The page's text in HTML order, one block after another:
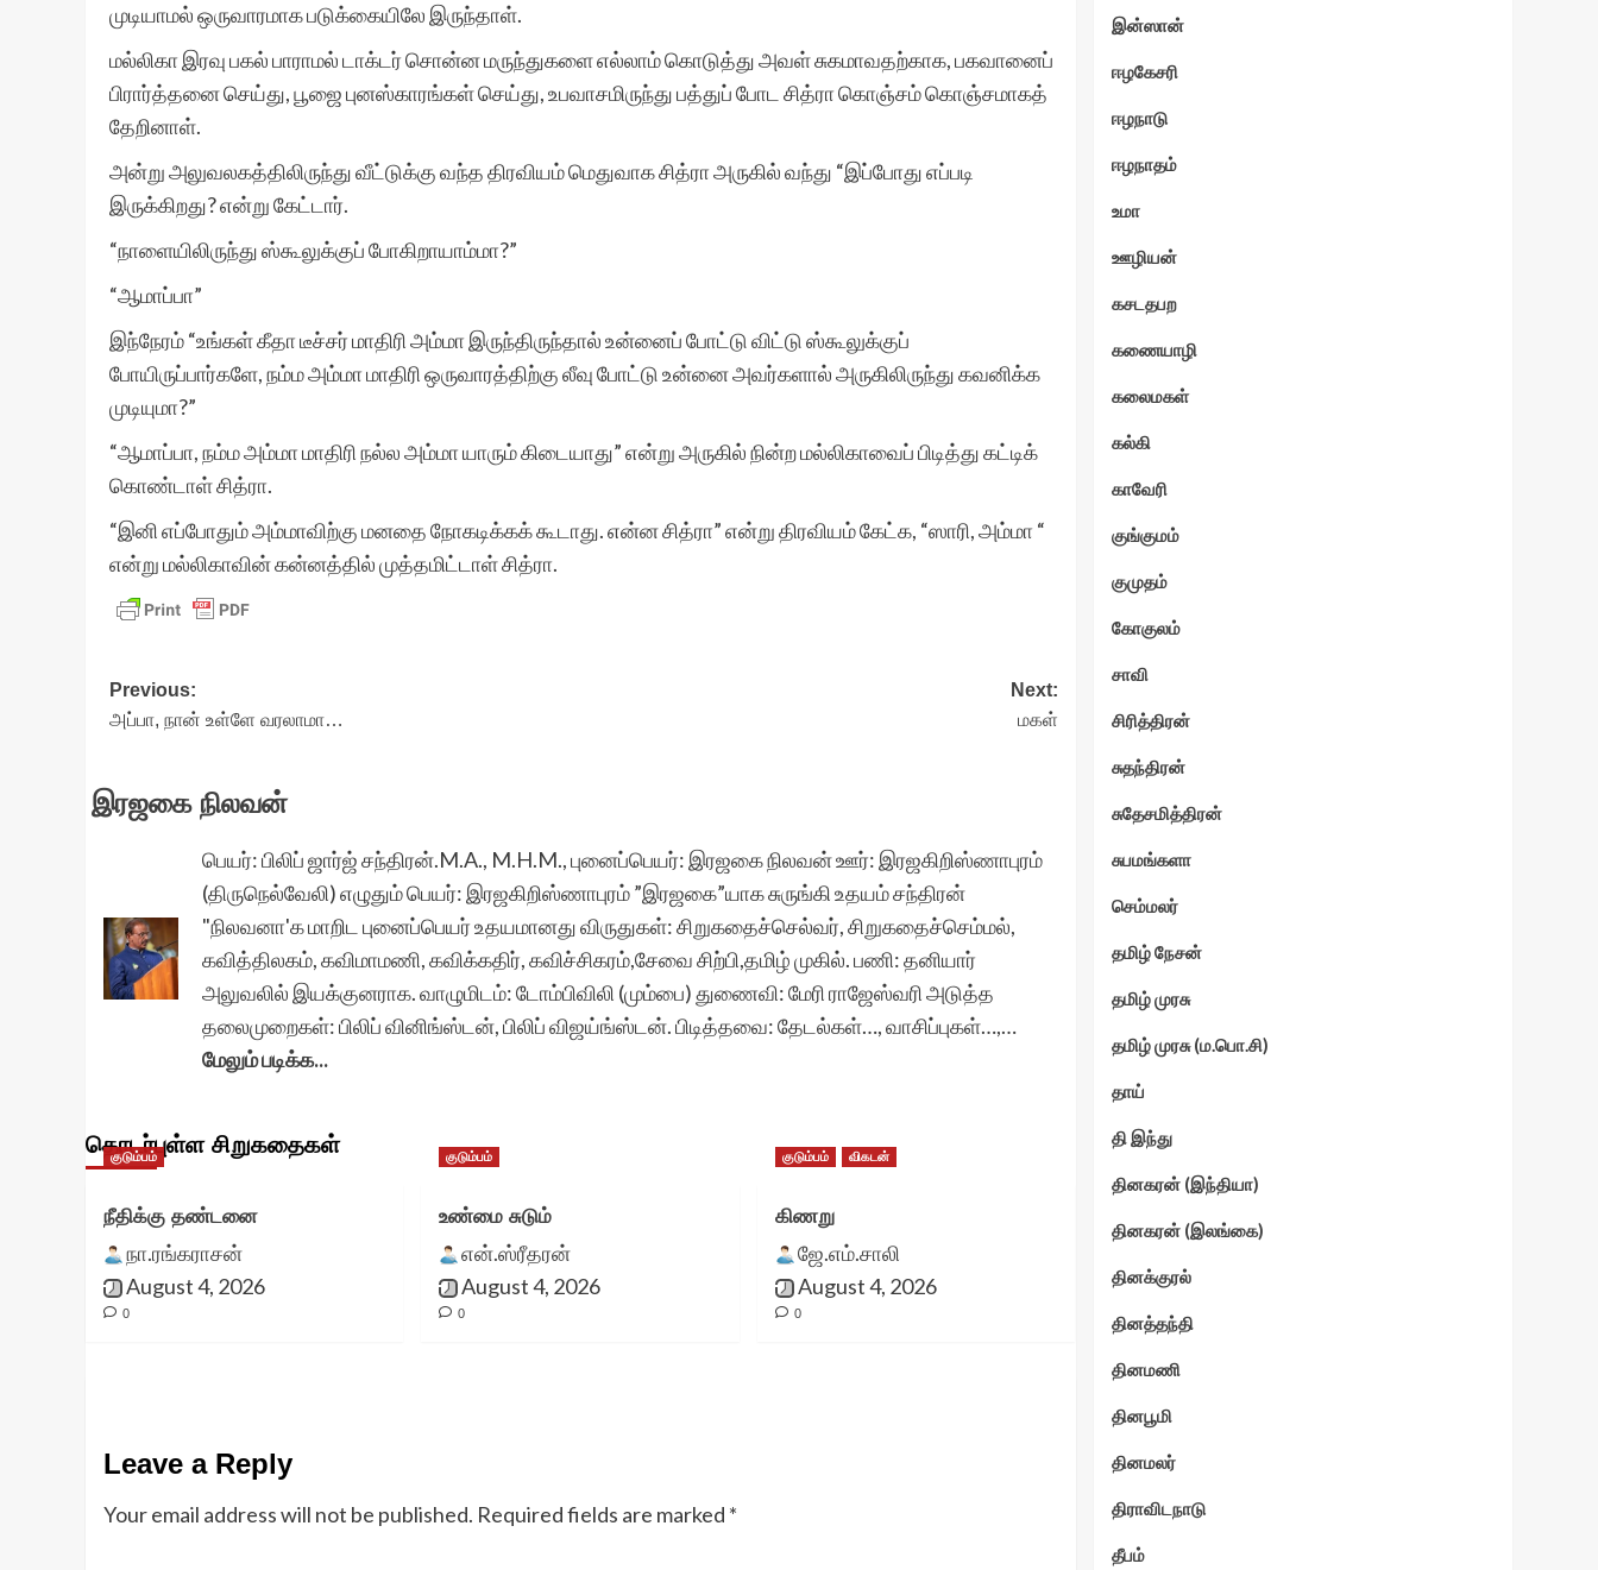
முடியாமல் ஒருவாரமாக படுக்கையிலே இருந்தாள்.
மல்லிகா இரவு பகல் பாராமல் டாக்டர் சொன்ன மருந்துகளை எல்லாம் கொடுத்து அவள் சுகமாவதற்காக, பகவானைப்
பிரார்த்தனை செய்து, பூஜை புனஸ்காரங்கள் செய்து, உபவாசமிருந்து பத்துப் போட சித்ரா கொஞ்சம் கொஞ்சமாகத்
தேறினாள்.
அன்று அலுவலகத்திலிருந்து வீட்டுக்கு வந்த திரவியம் மெதுவாக சித்ரா அருகில் வந்து “இப்போது எப்படி
இருக்கிறது? என்று கேட்டார்.
“நாளையிலிருந்து ஸ்கூலுக்குப் போகிறாயாம்மா?”
“ஆமாப்பா”
இந்நேரம் “உங்கள் கீதா டீச்சர் மாதிரி அம்மா இருந்திருந்தால் உன்னைப் போட்டு விட்டு ஸ்கூலுக்குப்
போயிருப்பார்களே, நம்ம அம்மா மாதிரி ஒருவாரத்திற்கு லீவு போட்டு உன்னை அவர்களால் அருகிலிருந்து கவனிக்க
முடியுமா?”
“ஆமாப்பா, நம்ம அம்மா மாதிரி நல்ல அம்மா யாரும் கிடையாது” என்று அருகில் நின்ற மல்லிகாவைப் பிடித்து கட்டிக்
கொண்டாள் சித்ரா.
“இனி எப்போதும் அம்மாவிற்கு மனதை நோகடிக்கக் கூடாது. என்ன சித்ரா” என்று திரவியம் கேட்க, “ஸாரி, அம்மா “
என்று மல்லிகாவின் கன்னத்தில் முத்தமிட்டாள் சித்ரா.
Post
navigation
Previous:
அப்பா, நான் உள்ளே வரலாமா…
Next:
மகள்
இரஜகை நிலவன்
பெயர்: பிலிப் ஜார்ஜ் சந்திரன்.M.A., M.H.M., புனைப்பெயர்: இரஜகை நிலவன் ஊர்: இரஜகிறிஸ்ணாபுரம்
(திருநெல்வேலி) எழுதும் பெயர்: இரஜகிறிஸ்ணாபுரம் ”இரஜகை”யாக சுருங்கி உதயம் சந்திரன்
"நிலவனா'க மாறிட புனைப்பெயர் உதயமானது விருதுகள்: சிறுகதைச்செல்வர், சிறுகதைச்செம்மல்,
கவித்திலகம், கவிமாமணி, கவிக்கதிர், கவிச்சிகரம்,சேவை சிற்பி,தமிழ் முகில். பணி: தனியார்
அலுவலில் இயக்குனராக. வாழுமிடம்: டோம்பிவிலி (மும்பை) துணைவி: மேரி ராஜேஸ்வரி அடுத்த
தலைமுறைகள்: பிலிப் வினிங்ஸ்டன், பிலிப் விஜய்ங்ஸ்டன். பிடித்தவை: தேடல்கள்…, வாசிப்புகள்…,…
மேலும் படிக்க...
தொடர்புள்ள சிறுகதைகள்
குடும்பம்
நீதிக்கு தண்டனை
நா.ரங்கராசன்
August 4, 2026
0
குடும்பம்
உண்மை சுடும்
என்.ஸ்ரீதரன்
August 4, 2026
0
குடும்பம் விகடன்
கிணறு
ஜே.எம்.சாலி
August 4, 2026
0
Leave a Reply
Your email address will not be published. Required fields are marked *
இன்ஸான்
ஈழகேசரி
ஈழநாடு
ஈழநாதம்
உமா
ஊழியன்
கசடதபற
கணையாழி
கலைமகள்
கல்கி
காவேரி
குங்குமம்
குமுதம்
கோகுலம்
சாவி
சிரித்திரன்
சுதந்திரன்
சுதேசமித்திரன்
சுபமங்களா
செம்மலர்
தமிழ் நேசன்
தமிழ் முரசு
தமிழ் முரசு (ம.பொ.சி)
தாய்
தி இந்து
தினகரன் (இந்தியா)
தினகரன் (இலங்கை)
தினக்குரல்
தினத்தந்தி
தினமணி
தினபூமி
தினமலர்
திராவிடநாடு
தீபம்